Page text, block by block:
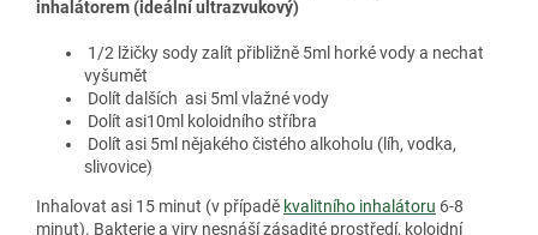
inhalátorem (ideální ultrazvukový)
1/2 lžičky sody zalít přibližně 5ml horké vody a nechat
vyšumět
Dolít dalších asi 5ml vlažné vody
Dolít asi10ml koloidního stříbra
Dolít asi 5ml nějakého čistého alkoholu (líh, vodka,
slivovice)
Inhalovat asi 15 minut (v případě kvalitního inhalátoru 6-8
minut). Bakterie a viry nesnáší zásadité prostředí, koloidní